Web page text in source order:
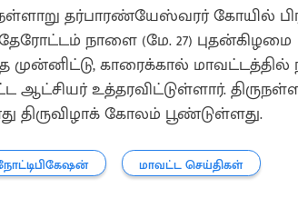
தர்பாரண்யேஸ்வரர் கோயில்
நாளை (மே. 27) புதன்கிழமை
முன்னிட்டு, காரைக்கால்
ஆட்சியர் உத்தரவிட்டுள்ளார்.
கோலம் பூண்டுள்ளது.
மாவட்ட செய்திகள்